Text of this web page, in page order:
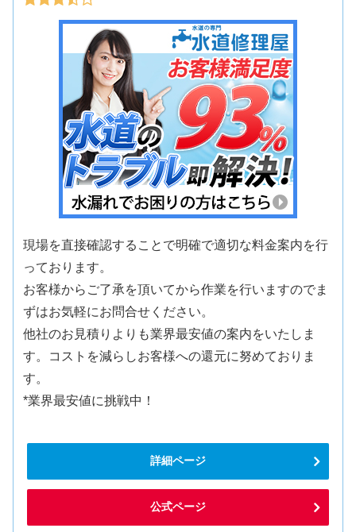
現場を直接確認することで明確で適切な料金案内を行
っております。
お客様からご了承を頂いてから作業を行いますのでま
ずはお気軽にお問合せください。
他社のお見積りよりも業界最安値の案内をいたしま
す。コストを減らしお客様への還元に努めておりま
す。
*業界最安値に挑戦中！
詳細ページ
公式ページ